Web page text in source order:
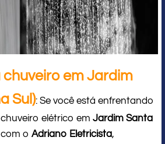
em Jardim
Sul): Se você está enfrentando
elétrico em Jardim Santa
o Adriano Eletricista,